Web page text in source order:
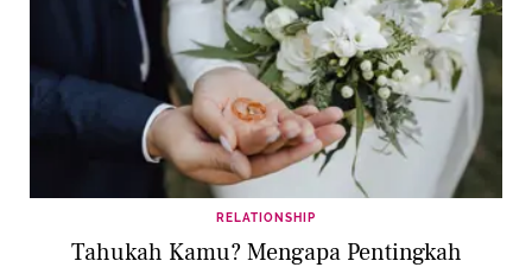
RELATIONSHIP
Tahukah Kamu? Mengapa Pentingkah